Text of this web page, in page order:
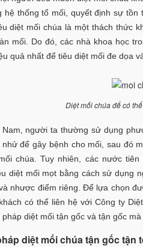
hệ thống tổ mối, quyết định sự tồn
diệt mối chúa là một thách thức
mối. Do đó, các nhà khoa học
quả nhất để tiêu diệt mối đe dọa
Diệt mối chúa để có
Nam, người ta thường sử dụng
để gây bệnh cho mối, sau đó
chúa. Tuy nhiên, các nước
diệt mối mọt bằng cách sử dụng
nhược điểm riêng. Để lựa chọn
có thể liên hệ với Công ty
diệt mối tận gốc và tận gốc
diệt mối chúa tận gốc tận